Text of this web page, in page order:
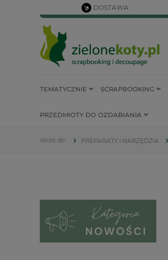
DOSTAWA
TEMATYCZNIE SCRAPBOOKING
PRZEDMIOTY DO OZDABIANIA
PREPARATY i NARZĘDZIA